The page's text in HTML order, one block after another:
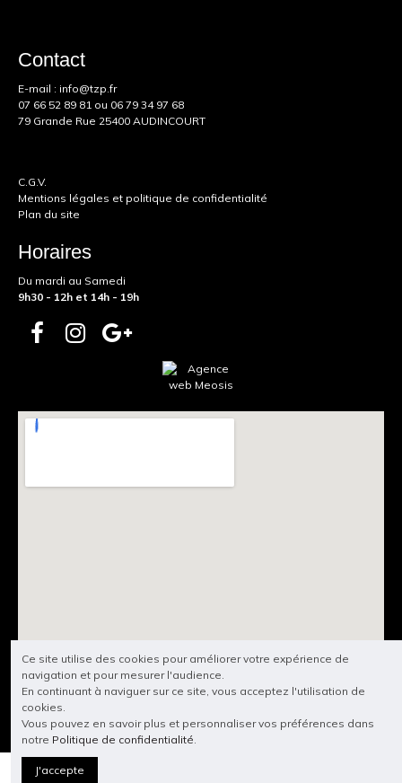
Contact
E-mail : info@tzp.fr
07 66 52 89 81 ou 06 79 34 97 68
79 Grande Rue 25400 AUDINCOURT
C.G.V.
Mentions légales et politique de confidentialité
Plan du site
Horaires
Du mardi au Samedi
9h30 - 12h et 14h - 19h
Ce site utilise des cookies pour améliorer votre expérience de
navigation et pour mesurer l'audience.
En continuant à naviguer sur ce site, vous acceptez l'utilisation de
cookies.
Vous pouvez en savoir plus et personnaliser vos préférences dans
notre Politique de confidentialité.
J'accepte